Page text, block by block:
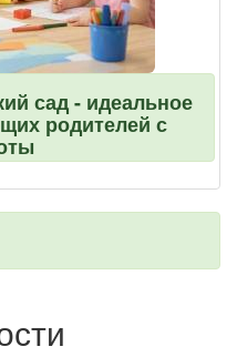
сад - идеальное
родителей с